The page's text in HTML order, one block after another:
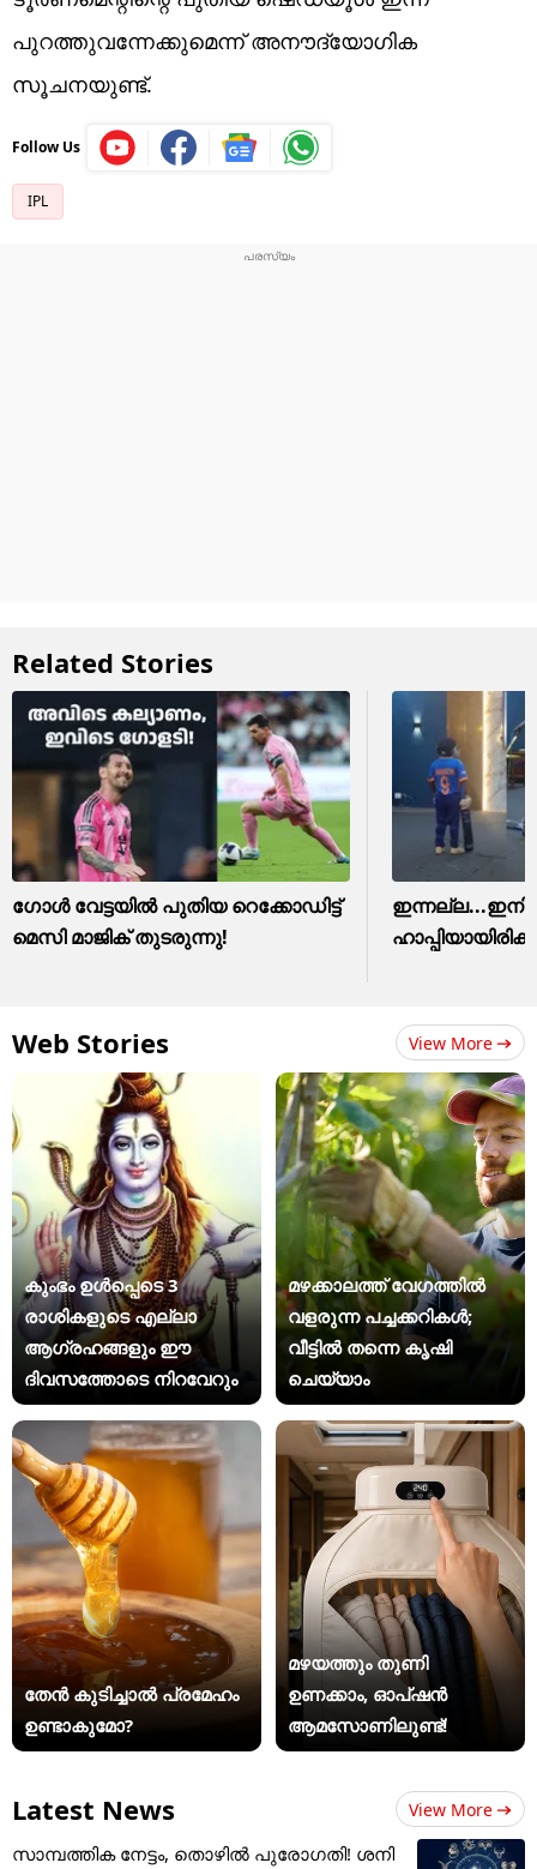
പുറത്തുവന്നേക്കുമെന്ന് അനൗദ്യോഗിക
സൂചനയുണ്ട്.
Follow Us
IPL
Related Stories
ഗോൾ വേട്ടയിൽ പുതിയ റെക്കോഡിട്ട് ​
മെസി മാജിക് തുടരുന്നു!
Web Stories View More
കുംഭം ഉൾപ്പെടെ 3
രാശികളുടെ എല്ലാ
ആഗ്രഹങ്ങളും ഈ
ദിവസത്തോടെ നിറവേറും
മഴക്കാലത്ത് വേഗത്തിൽ
വളരുന്ന പച്ചക്കറികൾ;
വീട്ടിൽ തന്നെ കൃഷി
ചെയ്യാം
തേൻ കുടിച്ചാൽ പ്രമേഹം
ഉണ്ടാകുമോ?
മഴയത്തും തുണി
ഉണക്കാം, ഓപ്ഷൻ
ആമസോണിലുണ്ട്!
Latest News View More
സാമ്പത്തിക നേട്ടം, തൊഴിൽ പുരോഗതി! ശനി